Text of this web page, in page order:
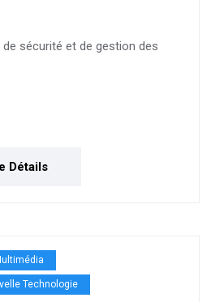
sécurité et de gestion des
Détails
Technologie